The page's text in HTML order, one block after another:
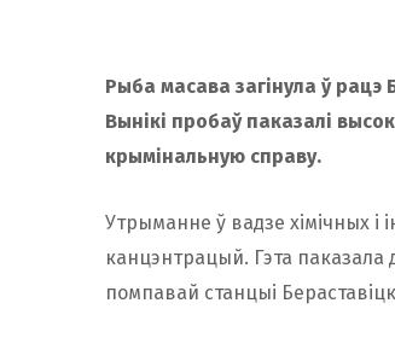
Рыба масава загінула ў рацэ
Вынікі пробаў паказалі
крымінальную справу.
Утрыманне ў вадзе хімічных
канцэнтрацый. Гэта паказала
помпавай станцыі